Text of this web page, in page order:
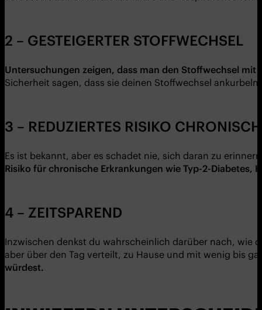
2 – GESTEIGERTER STOFFWECHSEL
Untersuchungen zeigen, dass man den Stoffwechsel
Sicherheit sagen, dass sie deinen Stoffwechsel
3 – REDUZIERTES RISIKO
Es ist bekannt, aber es schadet nie, sich daran zu
Risiko für chronische Erkrankungen wie Typ-2-Diabetes,
4 – ZEITSPAREND
Inzwischen denkst du wahrscheinlich darüber nach, wie
aber über den Tag verteilt, zu Hause und mit wenig bis
würdest.